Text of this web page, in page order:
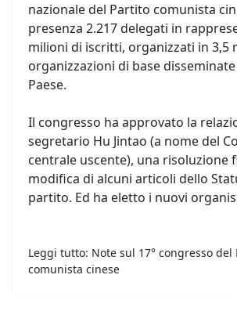
nazionale del Partito comunista
presenza 2.217 delegati in
milioni di iscritti, organizzati in 3,5
organizzazioni di base
Paese.
Il congresso ha approvato la
segretario Hu Jintao (a nome del
centrale uscente), una risoluzione
modifica di alcuni articoli dello
partito. Ed ha eletto i nuovi
Leggi tutto: Note sul 17° congresso del
comunista cinese